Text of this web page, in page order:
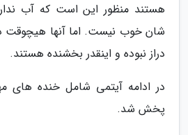
هستند منظور این است که آب
شان خوب نیست. اما آنها
دراز نبوده و اینقدر بخشنده هستند.
در ادامه آیتمی شامل خنده های
پخش شد.